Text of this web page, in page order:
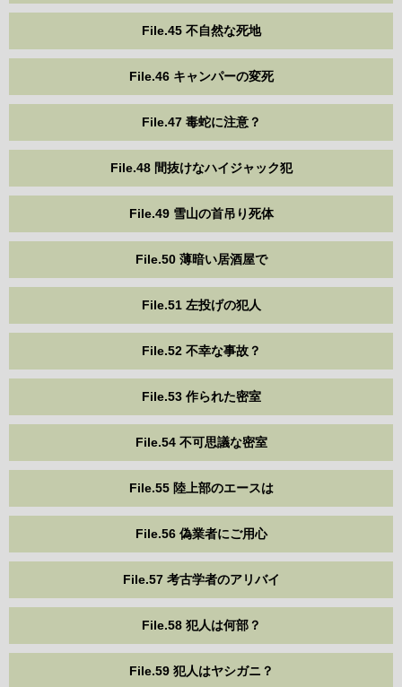
File.45 不自然な死地
File.46 キャンパーの変死
File.47 毒蛇に注意？
File.48 間抜けなハイジャック犯
File.49 雪山の首吊り死体
File.50 薄暗い居酒屋で
File.51 左投げの犯人
File.52 不幸な事故？
File.53 作られた密室
File.54 不可思議な密室
File.55 陸上部のエースは
File.56 偽業者にご用心
File.57 考古学者のアリバイ
File.58 犯人は何部？
File.59 犯人はヤシガニ？